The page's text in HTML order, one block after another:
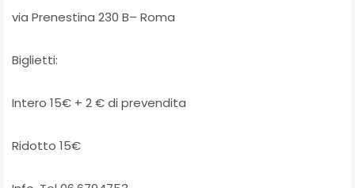
via Prenestina 230 B– Roma
Biglietti:
Intero 15€ + 2 € di prevendita
Ridotto 15€